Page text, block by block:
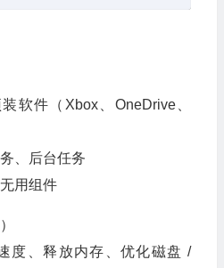
软件（Xbox、OneDrive、
、后台任务
用组件
度、释放内存、优化磁盘 /